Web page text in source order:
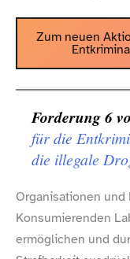
Zum neuen
Forderung 6
für die
die illegale
Organisationen und
Konsumierenden
ermöglichen und